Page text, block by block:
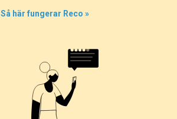
Så här fungerar Reco »